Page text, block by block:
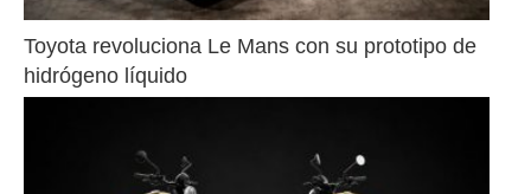
Toyota revoluciona Le Mans con su prototipo de
hidrógeno líquido